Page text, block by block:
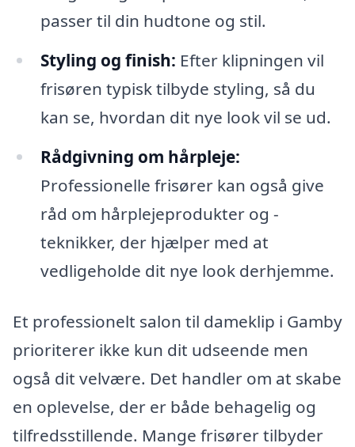
passer til din hudtone og stil.
Styling og finish: Efter klipningen vil
frisøren typisk tilbyde styling, så du
kan se, hvordan dit nye look vil se ud.
Rådgivning om hårpleje:
Professionelle frisører kan også give
råd om hårplejeprodukter og -
teknikker, der hjælper med at
vedligeholde dit nye look derhjemme.
Et professionelt salon til dameklip i Gamby
prioriterer ikke kun dit udseende men
også dit velvære. Det handler om at skabe
en oplevelse, der er både behagelig og
tilfredsstillende. Mange frisører tilbyder